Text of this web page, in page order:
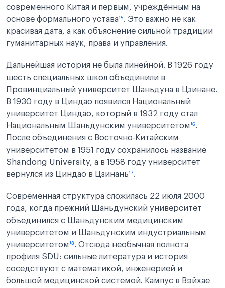
современного Китая и первым, учреждённым на
основе формального устава¹⁵. Это важно не как
красивая дата, а как объяснение сильной традиции
гуманитарных наук, права и управления.
Дальнейшая история не была линейной. В 1926 году
шесть специальных школ объединили в
Провинциальный университет Шаньдуна в Цзинане.
В 1930 году в Циндао появился Национальный
университет Циндао, который в 1932 году стал
Национальным Шаньдунским университетом¹⁶.
После объединения с Восточно-Китайским
университетом в 1951 году сохранилось название
Shandong University, а в 1958 году университет
вернулся из Циндао в Цзинань¹⁷.
Современная структура сложилась 22 июля 2000
года, когда прежний Шаньдунский университет
объединился с Шаньдунским медицинским
университетом и Шаньдунским индустриальным
университетом¹⁸. Отсюда необычная полнота
профиля SDU: сильные литература и история
соседствуют с математикой, инженерией и
большой медицинской системой. Кампус в Вэйхае